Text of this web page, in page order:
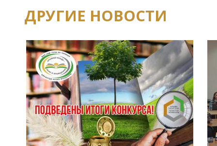
ДРУГИЕ НОВОСТИ